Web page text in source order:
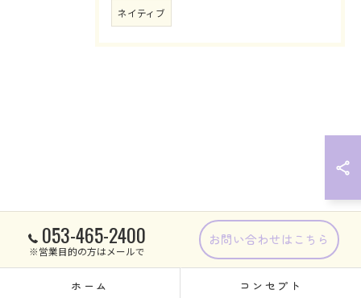
ネイティブ
053-465-2400
※営業目的の方はメールで
お問い合わせはこちら
ホーム コンセプト